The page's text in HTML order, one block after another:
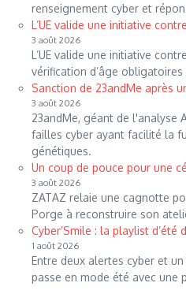
renseignement cyber et
L’UE valide une initiative
3 août 2026
L’UE valide une initiative
vérification d’âge
Sanction de 23andMe après
3 août 2026
23andMe, géant de l'analyse
failles cyber ayant facilité la
génétiques.
Un coup de pouce pour une
3 août 2026
ZATAZ relaie une cagnotte
Porge à reconstruire son
Cyber’Smile : la playlist d’été
1 août 2026
Entre deux alertes cyber et
passe en mode été avec une